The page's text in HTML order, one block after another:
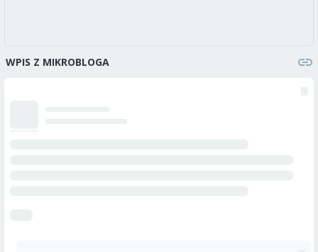
WPIS Z MIKROBLOGA